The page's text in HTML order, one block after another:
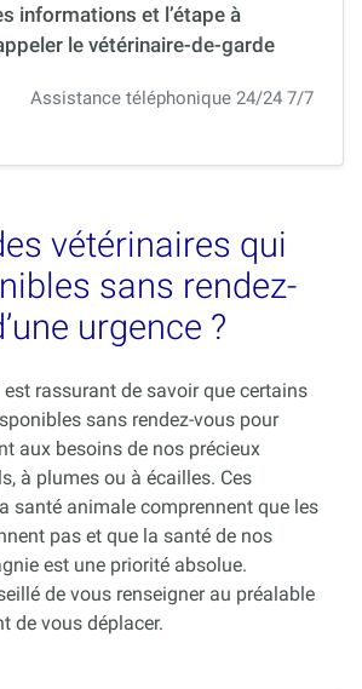
informations et l’étape à
le vétérinaire-de-garde
Assistance téléphonique 24/24 7/7
vétérinaires qui
sans rendez-
urgence ?
est rassurant de savoir que certains
sans rendez-vous pour
aux besoins de nos précieux
à plumes ou à écailles. Ces
santé animale comprennent que les
pas et que la santé de nos
est une priorité absolue.
de vous renseigner au préalable
de vous déplacer.